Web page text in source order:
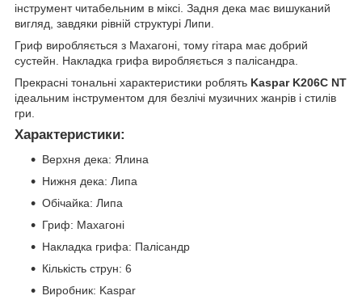
інструмент читабельним в міксі. Задня дека має вишуканий
вигляд, завдяки рівній структурі Липи.
Гриф виробляється з Махагоні, тому гітара має добрий
сустейн. Накладка грифа виробляється з палісандра.
Прекрасні тональні характеристики роблять Kaspar K206C NT
ідеальним інструментом для безлічі музичних жанрів і стилів
гри.
Характеристики:
Верхня дека: Ялина
Нижня дека: Липа
Обічайка: Липа
Гриф: Махагоні
Накладка грифа: Палісандр
Кількість струн: 6
Виробник: Kaspar